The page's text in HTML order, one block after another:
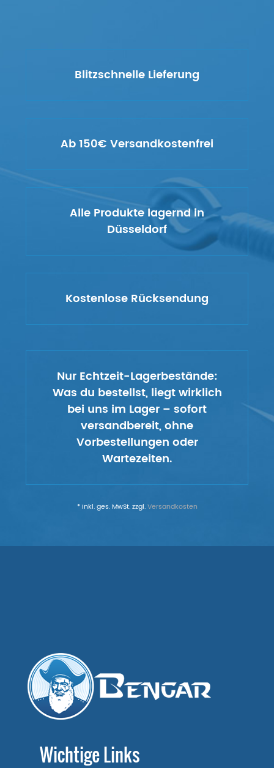
Blitzschnelle Lieferung
Ab 150€ Versandkostenfrei
Alle Produkte lagernd in
Düsseldorf
Kostenlose Rücksendung
Nur Echtzeit-Lagerbestände:
Was du bestellst, liegt wirklich
bei uns im Lager – sofort
versandbereit, ohne
Vorbestellungen oder
Wartezeiten.
* inkl. ges. MwSt. zzgl.Versandkosten
Wichtige Links